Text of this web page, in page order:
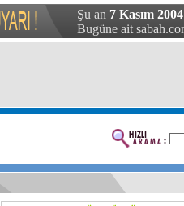
Şu an 7 Kasım
Bugüne ait